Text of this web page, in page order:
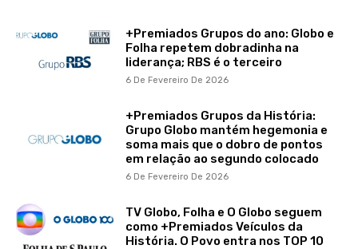
+Premiados Grupos do ano: Globo e
Folha repetem dobradinha na
liderança; RBS é o terceiro
6 De Fevereiro De 2026
+Premiados Grupos da História:
Grupo Globo mantém hegemonia e
soma mais que o dobro de pontos
em relação ao segundo colocado
6 De Fevereiro De 2026
TV Globo, Folha e O Globo seguem
como +Premiados Veículos da
História. O Povo entra nos TOP 10